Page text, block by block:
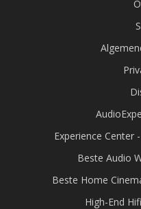
Experience Center
Beste Audio
Beste Home
High-End